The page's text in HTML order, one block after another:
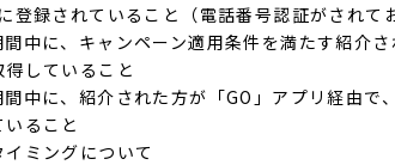
登録されていること（電話番号認証がされて
間中に、キャンペーン適用条件を満たす紹介
していること
間中に、紹介された方が「GO」アプリ経由
ること
ミングについて